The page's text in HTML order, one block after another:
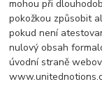
mohou při
pokožkou způsobit
pokud není
nulový obsah
úvodní straně